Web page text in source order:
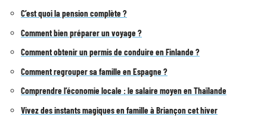
C’est quoi la pension complète ?
Comment bien préparer un voyage ?
Comment obtenir un permis de conduire en Finlande ?
Comment regrouper sa famille en Espagne ?
Comprendre l’économie locale : le salaire moyen en Thaïlande
Vivez des instants magiques en famille à Briançon cet hiver